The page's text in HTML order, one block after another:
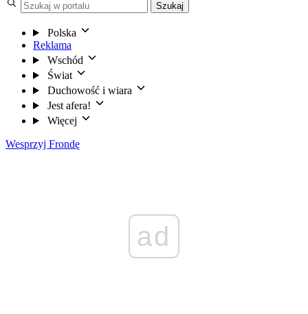
Szukaj
Polska
Reklama
Wschód
Świat
Duchowość i wiara
Jest afera!
Więcej
Wesprzyj Frondę
ad